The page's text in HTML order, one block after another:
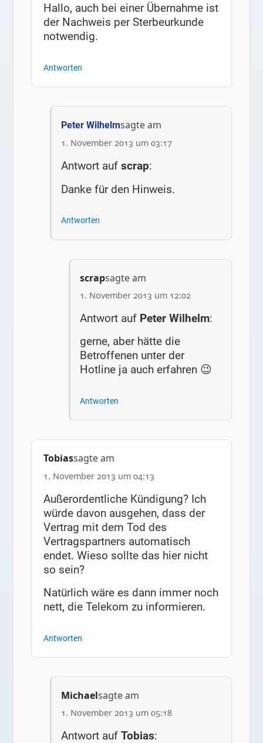
Hallo, auch bei einer Übernahme ist
der Nachweis per Sterbeurkunde
notwendig.
Antworten
Peter Wilhelmsagte am
1. November 2013 um 03:17
Antwort aufscrap:
Danke für den Hinweis.
Antworten
scrapsagte am
1. November 2013 um 12:02
Antwort auf Peter Wilhelm:
gerne, aber hätte die
Betroffenen unter der
Hotline ja auch erfahren 😉
Antworten
Tobiassagte am
1. November 2013 um 04:13
Außerordentliche Kündigung? Ich
würde davon ausgehen, dass der
Vertrag mit dem Tod des
Vertragspartners automatisch
endet. Wieso sollte das hier nicht
so sein?
Natürlich wäre es dann immer noch
nett, die Telekom zu informieren.
Antworten
Michaelsagte am
1. November 2013 um 05:18
Antwort aufTobias: